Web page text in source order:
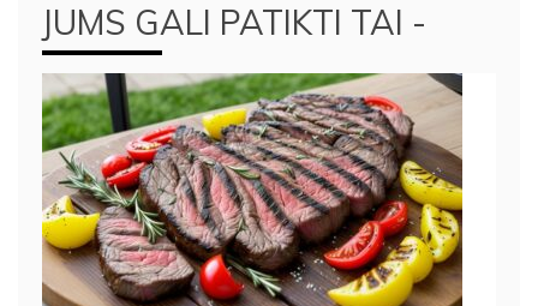
JUMS GALI PATIKTI TAI -